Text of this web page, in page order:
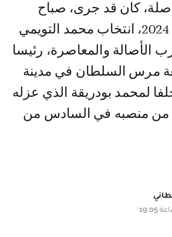
كان قد جرى، صباح
الأربعاء 15 ماي 2024، انتخاب محمد التويمي
الأصالة والمعاصرة، رئيسا
مرس السلطان في مدينة
خلفا لمحمد بودريقة الذي عزله
من منصبه في السادس من